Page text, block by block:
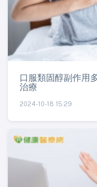
口服類固醇副作用
治療
2024-10-18 15:29